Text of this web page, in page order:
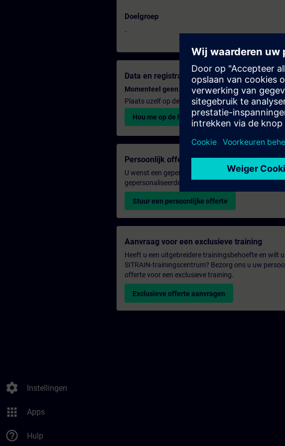
settings Instellingen
apps Apps
help_outline Hulp
Doelgroep
-
Data en registratie
Momenteel geen evenementen beschikbaar
Plaats uzelf op de wachtlijst en ontvang een
Hou me op de hoogte
Persoonlijk offerte
U wenst een gepersonaliseerde offerte? Na het
gepersonaliseerde aanbieding naar uw e-mailadres.
Stuur een persoonlijke offerte
Aanvraag voor een exclusieve training
Heeft u een uitgebreidere trainingsbehoefte en wilt
SITRAIN-trainingscentrum? Bezorg ons u uw
offerte voor een exclusieve training.
Exclusieve offerte aanvragen